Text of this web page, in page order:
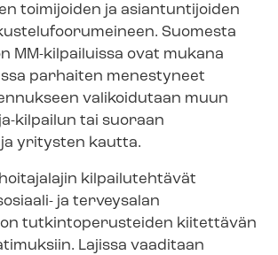
toimijoiden ja asiantuntijoiden
Suomesta
MM-kilpailuissa ovat mukana
parhaiten menestyneet
valikoidutaan muun
kilpailun tai suoraan
yritysten kautta.
kilpailutehtävät
ja terveysalan
tut­kin­to­pe­rus­tei­den kiitettävän
Lajissa vaaditaan